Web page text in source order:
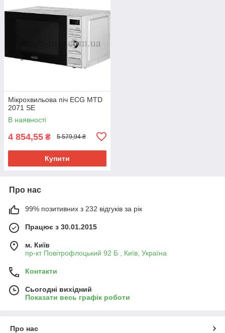
Мікрохвильова піч ECG MTD
2071 SE
В наявності
4 854,55 ₴ 5 579,94 ₴
Купити
Про нас
99% позитивних з 232 відгуків за рік
Працює з 30.01.2015
м. Київ
пр-кт Повітрофлоцький 92 Б , Київ, Україна
Контакти
Сьогодні вихідний
Показати весь графік роботи
Про нас